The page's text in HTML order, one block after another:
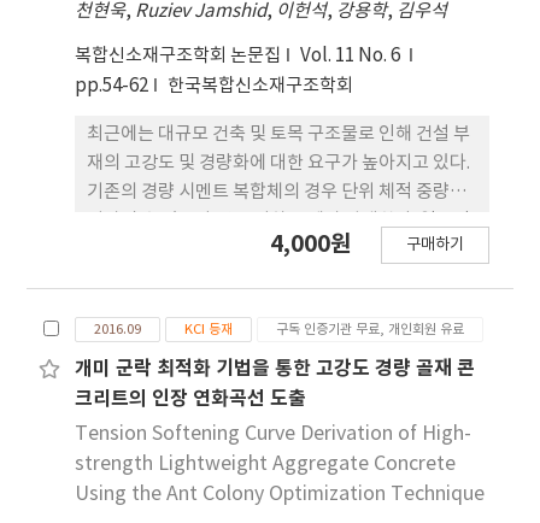
잔골재 치환량(0%, 42%, 100%)가 고려되었으며,
1.62 t/m3이다. Micro hollow sphere가 사용된 콘
크리트의 염화물 침투 특성은 NT-Build 492 시험을
통해 평가되었다. 실 험결과 Micro hollow sphere
치환율이 0%, 42%, 100%인 실험체의 단위중량은
염화이온 확산계수는 각각 4.45 x10-13 m2/s, 2.57
x10-13 m2/s, 1.4x10-13 m2/s로 Micro hollow
sphere 치환량이 증 가함에 따라 염화이온 침투 저항
내구성이 큰 고경량, 고내구 콘크리트 배합이 가능할
것으로 판단된다.
천현욱, Ruziev Jamshid, 이헌석, 강용학, 김우석
복합신소재구조학회 논문집
Vol. 11 No. 6
pp.54-62
한국복합신소재구조학회
최근에는 대규모 건축 및 토목 구조물로 인해 건설 부
재의 고강도 및 경량화에 대한 요구가 높아지고 있다.
기존의 경량 시멘트 복합체의 경우 단위 체적 중량이
으로 경량화를 위해서는 시멘트 복합체를 배합할 때
하여 경량화를 확보할 수 있다. 이 중 시멘트 복합체의
인공 경량골재로 플라스틱을 사용하면 상대적으로 골
재 자체의 강도를 확보할 수 있지만 재료의 표면 특성
으로 인해 시멘트 페이스트에 부착하는데 불리하고
골재로서의 사용이 불리하다. 이에 본 연구에서는 골
재로 가장 적합한 플라스틱의 유형을 선택하기 위해
다양한 유형의 플라스틱 시멘트 화합물을 변수로 하
4,000원 구매하기
2016.09 KCI 등재 구독 인증기관 무료, 개인회원 유료
개미 군락 최적화 기법을 통한 고강도 경량 골재 콘
크리트의 인장 연화곡선 도출
Tension Softening Curve Derivation of High-
strength Lightweight Aggregate Concrete
Using the Ant Colony Optimization Technique